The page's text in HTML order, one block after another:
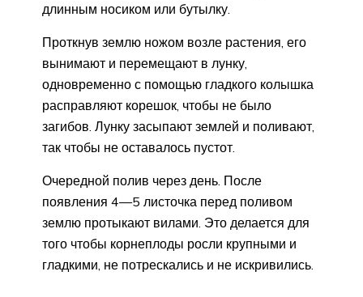
длинным носиком или бутылку.
Проткнув землю ножом возле растения, его
вынимают и перемещают в лунку,
одновременно с помощью гладкого колышка
расправляют корешок, чтобы не было
загибов. Лунку засыпают землей и поливают,
так чтобы не оставалось пустот.
Очередной полив через день. После
появления 4—5 листочка перед поливом
землю протыкают вилами. Это делается для
того чтобы корнеплоды росли крупными и
гладкими, не потрескались и не искривились.